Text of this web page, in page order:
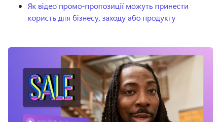
Як відео промо-пропозиції можуть принести
користь для бізнесу, заходу або продукту